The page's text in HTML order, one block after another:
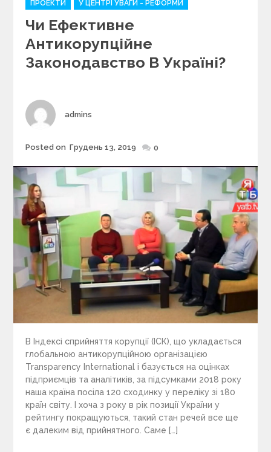
a
t
e
g
o
s
ПРОЕКТИ У ЦЕНТРІ УВАГИ - РЕФОРМИ
Чи Ефективне
Антикорупційне
Законодавство В Україні?
Author
admins
Posted
Posted on Грудень 13, 2019 0
В Індексі сприйняття корупції (ІСК), що укладається
глобальною антикорупційною організацією
Transparency International і базується на оцінках
підприємців та аналітиків, за підсумками 2018 року
наша країна посіла 120 сходинку у переліку зі 180
країн світу. І хоча з року в рік позиції України у
рейтингу покращуються, такий стан речей все ще
є далеким від прийнятного. Саме […]